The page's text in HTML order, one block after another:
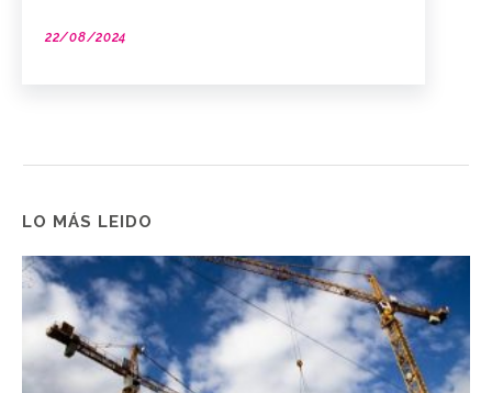
22/08/2024
LO MÁS LEIDO